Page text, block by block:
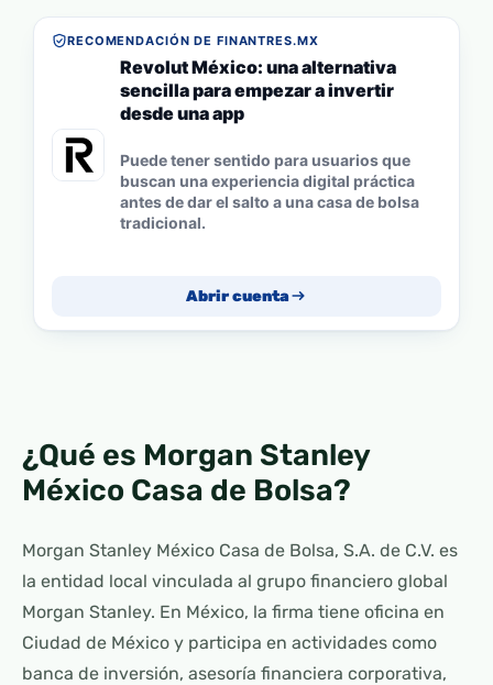
RECOMENDACIÓN DE FINANTRES.MX
Revolut México: una alternativa
sencilla para empezar a invertir
desde una app
Puede tener sentido para usuarios que
buscan una experiencia digital práctica
antes de dar el salto a una casa de bolsa
tradicional.
Abrir cuenta
¿Qué es Morgan Stanley
México Casa de Bolsa?
Morgan Stanley México Casa de Bolsa, S.A. de C.V. es
la entidad local vinculada al grupo financiero global
Morgan Stanley. En México, la firma tiene oficina en
Ciudad de México y participa en actividades como
banca de inversión, asesoría financiera corporativa,